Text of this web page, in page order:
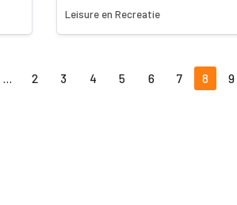
Leisure en Recreatie
2 3 4 5 6 7 8 9